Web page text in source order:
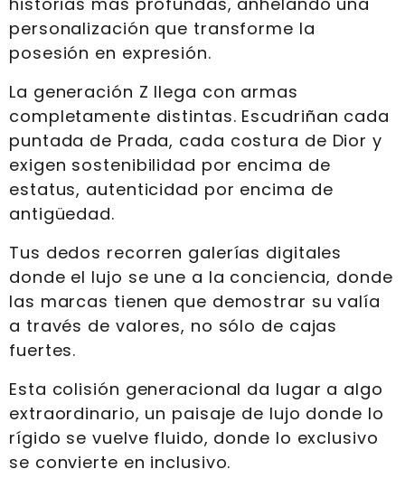
personalización que transforme la
posesión en expresión.
La generación Z llega con armas
completamente distintas. Escudriñan cada
puntada de Prada, cada costura de Dior y
exigen sostenibilidad por encima de
estatus, autenticidad por encima de
antigüedad.
Tus dedos recorren galerías digitales
donde el lujo se une a la conciencia, donde
las marcas tienen que demostrar su valía
a través de valores, no sólo de cajas
fuertes.
Esta colisión generacional da lugar a algo
extraordinario, un paisaje de lujo donde lo
rígido se vuelve fluido, donde lo exclusivo
se convierte en inclusivo.